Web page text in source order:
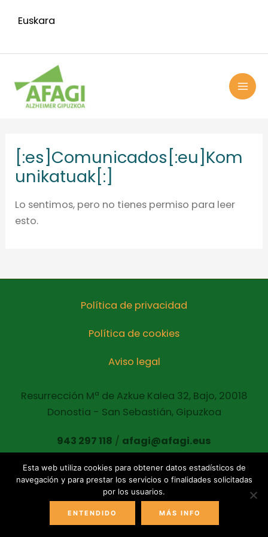
Euskara
[:es]Comunicados[:eu]Kom
unikatuak[:]
Lo sentimos, pero no tienes permiso para leer
esto.
Política de privacidad
Política de cookies
Aviso legal
Resurrección Mª de Azkue Kalea 32, Bajo, 20018
Donostia - San Sebastián, Gipuzkoa
943 297 118 / afagi@afagi.eus
Copyright © 2021 AFAGI Todos los derechos
reservados
Esta web utiliza cookies para obtener datos estadísticos de
navegación y para prestar los servicios o finalidades solicitadas
por los usuarios.
ENTENDIDO MÁS INFO